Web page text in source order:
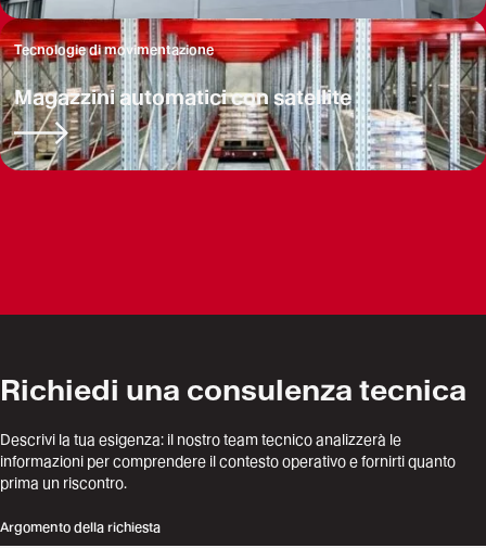
Tecnologie di movimentazione
Magazzini automatici con satellite
Richiedi una consulenza tecnica
Descrivi la tua esigenza: il nostro team tecnico analizzerà le
informazioni per comprendere il contesto operativo e fornirti quanto
prima un riscontro.
Argomento della richiesta